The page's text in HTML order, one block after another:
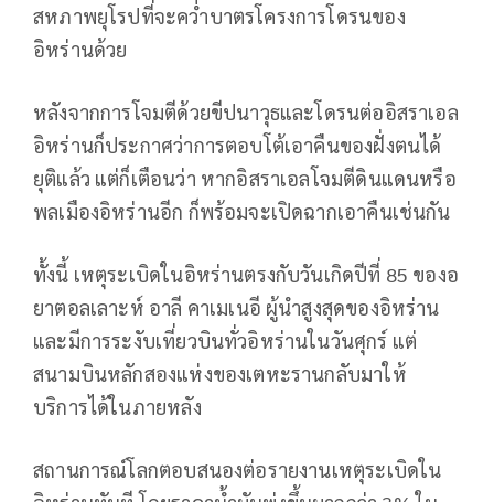
สหภาพยุโรปที่จะคว่ำบาตรโครงการโดรนของ
อิหร่านด้วย
หลังจากการโจมตีด้วยขีปนาวุธและโดรนต่ออิสราเอล
อิหร่านก็ประกาศว่าการตอบโต้เอาคืนของฝั่งตนได้
ยุติแล้ว แต่ก็เตือนว่า หากอิสราเอลโจมตีดินแดนหรือ
พลเมืองอิหร่านอีก ก็พร้อมจะเปิดฉากเอาคืนเช่นกัน
ทั้งนี้ เหตุระเบิดในอิหร่านตรงกับวันเกิดปีที่ 85 ของอ
ยาตอลเลาะห์ อาลี คาเมเนอี ผู้นำสูงสุดของอิหร่าน
และมีการระงับเที่ยวบินทั่วอิหร่านในวันศุกร์ แต่
สนามบินหลักสองแห่งของเตหะรานกลับมาให้
บริการได้ในภายหลัง
สถานการณ์โลกตอบสนองต่อรายงานเหตุระเบิดใน